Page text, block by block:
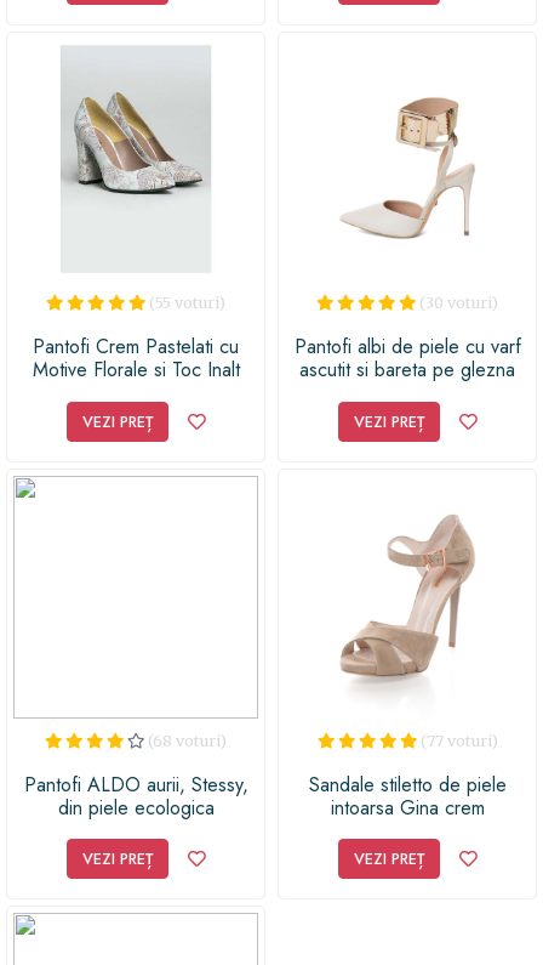
(55 voturi)
Pantofi Crem Pastelati cu
Motive Florale si Toc Inalt
VEZI PREȚ
(30 voturi)
Pantofi albi de piele cu varf
ascutit si bareta pe glezna
VEZI PREȚ
(68 voturi)
Pantofi ALDO aurii, Stessy,
din piele ecologica
VEZI PREȚ
(77 voturi)
Sandale stiletto de piele
intoarsa Gina crem
VEZI PREȚ